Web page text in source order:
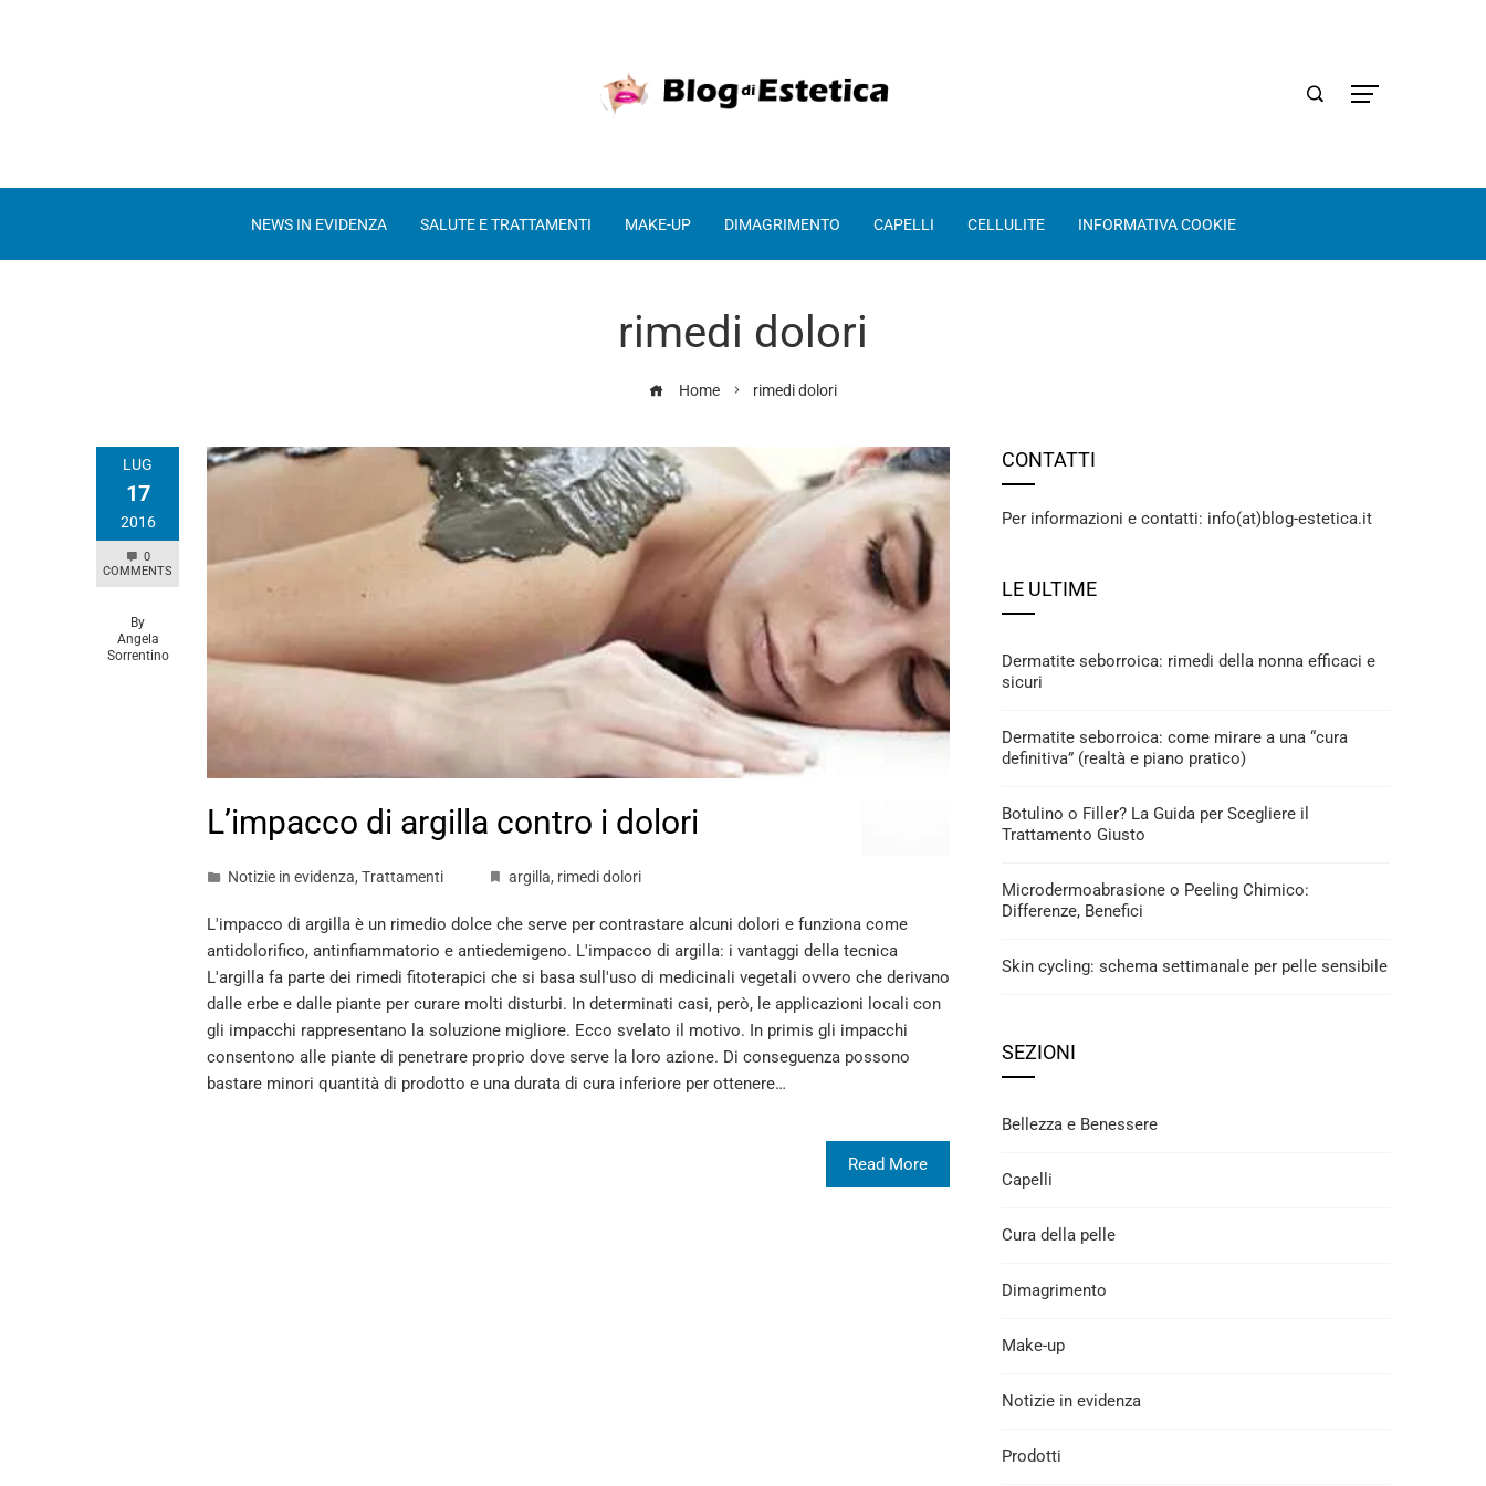
NEWS IN EVIDENZA SALUTE E TRATTAMENTI MAKE-UP DIMAGRIMENTO CAPELLI CELLULITE INFORMATIVA COOKIE
rimedi dolori
Home rimedi dolori
LUG
17
2016
0
COMMENTS
By
Angela
Sorrentino
L’impacco di argilla contro i dolori
Notizie in evidenza, Trattamenti argilla, rimedi dolori
L'impacco di argilla è un rimedio dolce che serve per contrastare alcuni dolori e funziona come
antidolorifico, antinfiammatorio e antiedemigeno. L'impacco di argilla: i vantaggi della tecnica
L'argilla fa parte dei rimedi fitoterapici che si basa sull'uso di medicinali vegetali ovvero che derivano
dalle erbe e dalle piante per curare molti disturbi. In determinati casi, però, le applicazioni locali con
gli impacchi rappresentano la soluzione migliore. Ecco svelato il motivo. In primis gli impacchi
consentono alle piante di penetrare proprio dove serve la loro azione. Di conseguenza possono
bastare minori quantità di prodotto e una durata di cura inferiore per ottenere…
Read More
CONTATTI
Per informazioni e contatti: info(at)blog-estetica.it
LE ULTIME
Dermatite seborroica: rimedi della nonna efficaci e
sicuri
Dermatite seborroica: come mirare a una “cura
definitiva” (realtà e piano pratico)
Botulino o Filler? La Guida per Scegliere il
Trattamento Giusto
Microdermoabrasione o Peeling Chimico:
Differenze, Benefici
Skin cycling: schema settimanale per pelle sensibile
SEZIONI
Bellezza e Benessere
Capelli
Cura della pelle
Dimagrimento
Make-up
Notizie in evidenza
Prodotti